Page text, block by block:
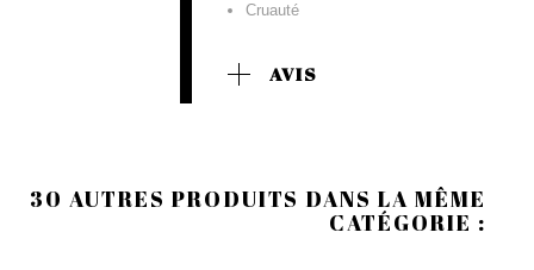
Cruauté
AVIS
30 AUTRES PRODUITS DANS LA MÊME
CATÉGORIE :